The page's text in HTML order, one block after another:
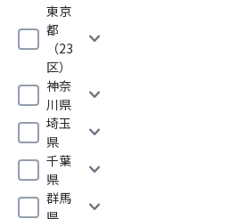
東京
都
（23
区）
expand_more
神奈
川県
expand_more
埼玉
県
expand_more
千葉
県
expand_more
群馬
expand_more